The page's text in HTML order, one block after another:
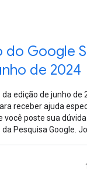
do Google
de 2024
edição de junho de
receber ajuda
você poste sua
Pesquisa Google.